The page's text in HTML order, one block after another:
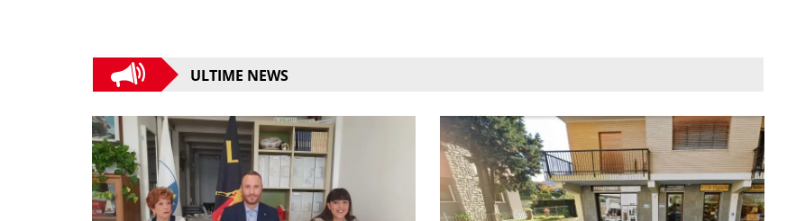
ULTIME NEWS